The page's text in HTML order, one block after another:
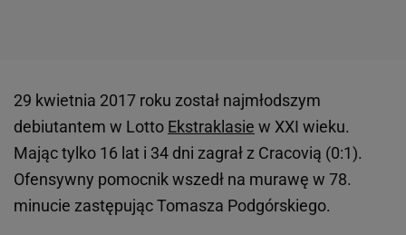
29 kwietnia 2017 roku został najmłodszym
debiutantem w Lotto Ekstraklasie w XXI wieku.
Mając tylko 16 lat i 34 dni zagrał z Cracovią (0:1).
Ofensywny pomocnik wszedł na murawę w 78.
minucie zastępując Tomasza Podgórskiego.